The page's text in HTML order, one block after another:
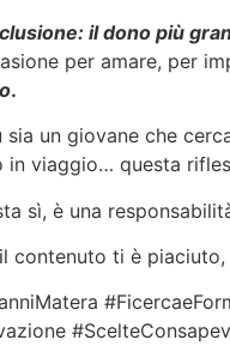
il dono più
per amare, per
.
sia un giovane che
in viaggio… questa
sì, è una
contenuto ti è piaciuto,